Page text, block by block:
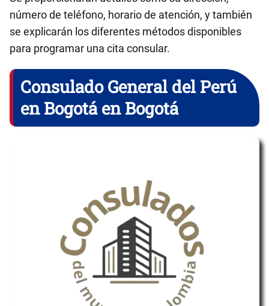
número de teléfono, horario de atención, y también
se explicarán los diferentes métodos disponibles
para programar una cita consular.
Consulado General del Perú
en Bogotá en Bogotá